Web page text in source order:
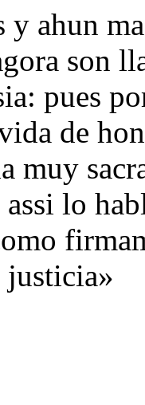
ahun
son
pues
de
muy
lo
justicia»